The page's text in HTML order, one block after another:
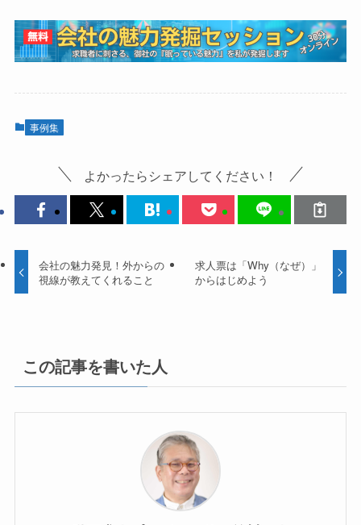
事例集
よかったらシェアしてください！
会社の魅力発見！外からの
視線が教えてくれること
求人票は「Why（なぜ）」
からはじめよう
この記事を書いた人